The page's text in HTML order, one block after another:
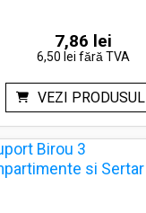
7,86 lei
6,50 lei fără TVA
VEZI PRODUSUL